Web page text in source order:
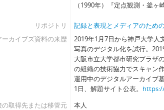
（1990年）『定点観測・釜ヶ
リポジトリ
記録と表現とメディアのため
ーカイブズ資料の来歴
2019年1月7日から神戸大学人
写真のデジタル化を試行。
大阪市立大学都市研究プラザ
の組織の技術協力でスキャン
運用中のデジタルアーカイブ
1日、解題サイト公表。
の取得先または移管元
本人